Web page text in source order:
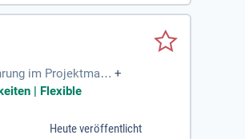
im Projektmana +
| Flexible
Heute veröffentlicht